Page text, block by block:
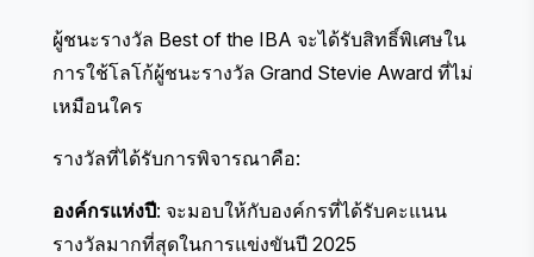
ผู้ชนะรางวัล Best of the IBA จะได้รับสิทธิ์พิเศษใน
การใช้โลโก้ผู้ชนะรางวัล Grand Stevie Award ที่ไม่
เหมือนใคร
รางวัลที่ได้รับการพิจารณาคือ:
องค์กรแห่งปี: จะมอบให้กับองค์กรที่ได้รับคะแนน
รางวัลมากที่สุดในการแข่งขันปี 2025